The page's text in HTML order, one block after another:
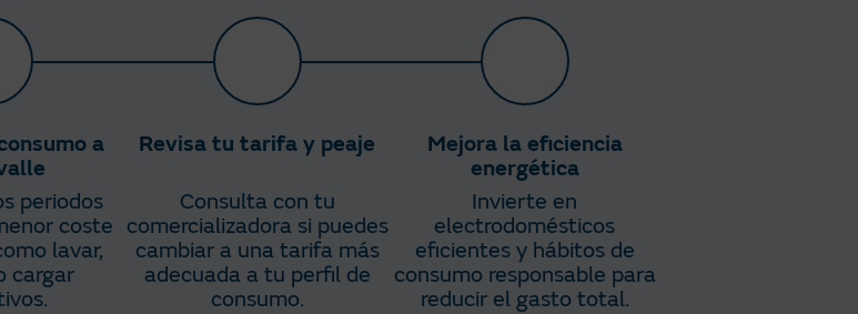
a
periodos
coste
lavar,
cargar
Revisa tu tarifa y peaje
Consulta con tu
comercializadora si puedes
cambiar a una tarifa más
adecuada a tu perfil de
consumo.​
Mejora la eficiencia
energética
Invierte en
electrodomésticos
eficientes y hábitos de
consumo responsable para
reducir el gasto total.​​